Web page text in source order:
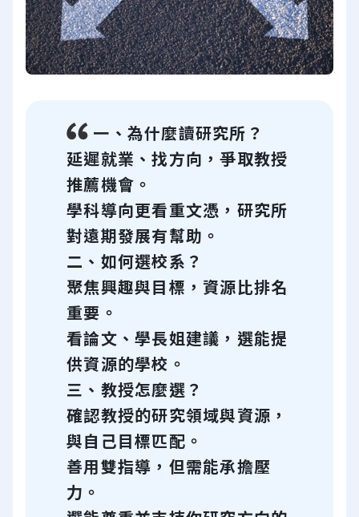
一、為什麼讀研究所？
延遲就業、找方向，爭取教授
推薦機會。
學科導向更看重文憑，研究所
對遠期發展有幫助。
二、如何選校系？
聚焦興趣與目標，資源比排名
重要。
看論文、學長姐建議，選能提
供資源的學校。
三、教授怎麼選？
確認教授的研究領域與資源，
與自己目標匹配。
善用雙指導，但需能承擔壓
力。